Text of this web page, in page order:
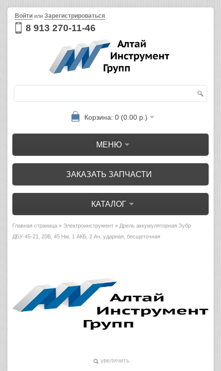
8 913 270-11-46
Войти или Зарегистрироваться
Корзина: 0 (0.00 р.)
МЕНЮ
ЗАКАЗАТЬ ЗАПЧАСТИ
КАТАЛОГ
Главная страница » Электроинструмент » Дрель аккумуляторная Зубр
ДБУ-45-21, 20В, 45 Нм, 1 АКБ, 2 Ач, ударная, бесщеточная
увеличить